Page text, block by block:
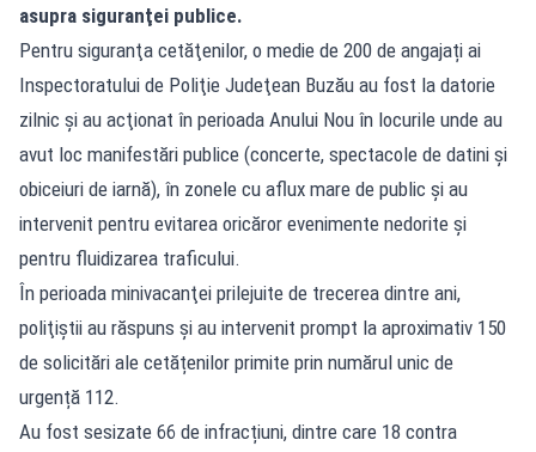
asupra siguranţei publice.
Pentru siguranţa cetăţenilor, o medie de 200 de angajați ai
Inspectoratului de Poliţie Judeţean Buzău au fost la datorie
zilnic şi au acţionat în perioada Anului Nou în locurile unde au
avut loc manifestări publice (concerte, spectacole de datini şi
obiceiuri de iarnă), în zonele cu aflux mare de public și au
intervenit pentru evitarea oricăror evenimente nedorite şi
pentru fluidizarea traficului.
În perioada minivacanţei prilejuite de trecerea dintre ani,
poliţiştii au răspuns şi au intervenit prompt la aproximativ 150
de solicitări ale cetățenilor primite prin numărul unic de
urgență 112.
Au fost sesizate 66 de infracțiuni, dintre care 18 contra